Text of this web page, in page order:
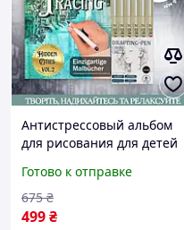
Антистрессовый альбом
для рисования для детей
набор для творчества
школьников девочек и
мальчиков
Готово к отправке
499₴
675 ₴